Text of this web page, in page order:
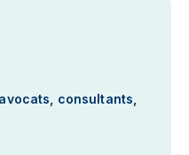
consultants,